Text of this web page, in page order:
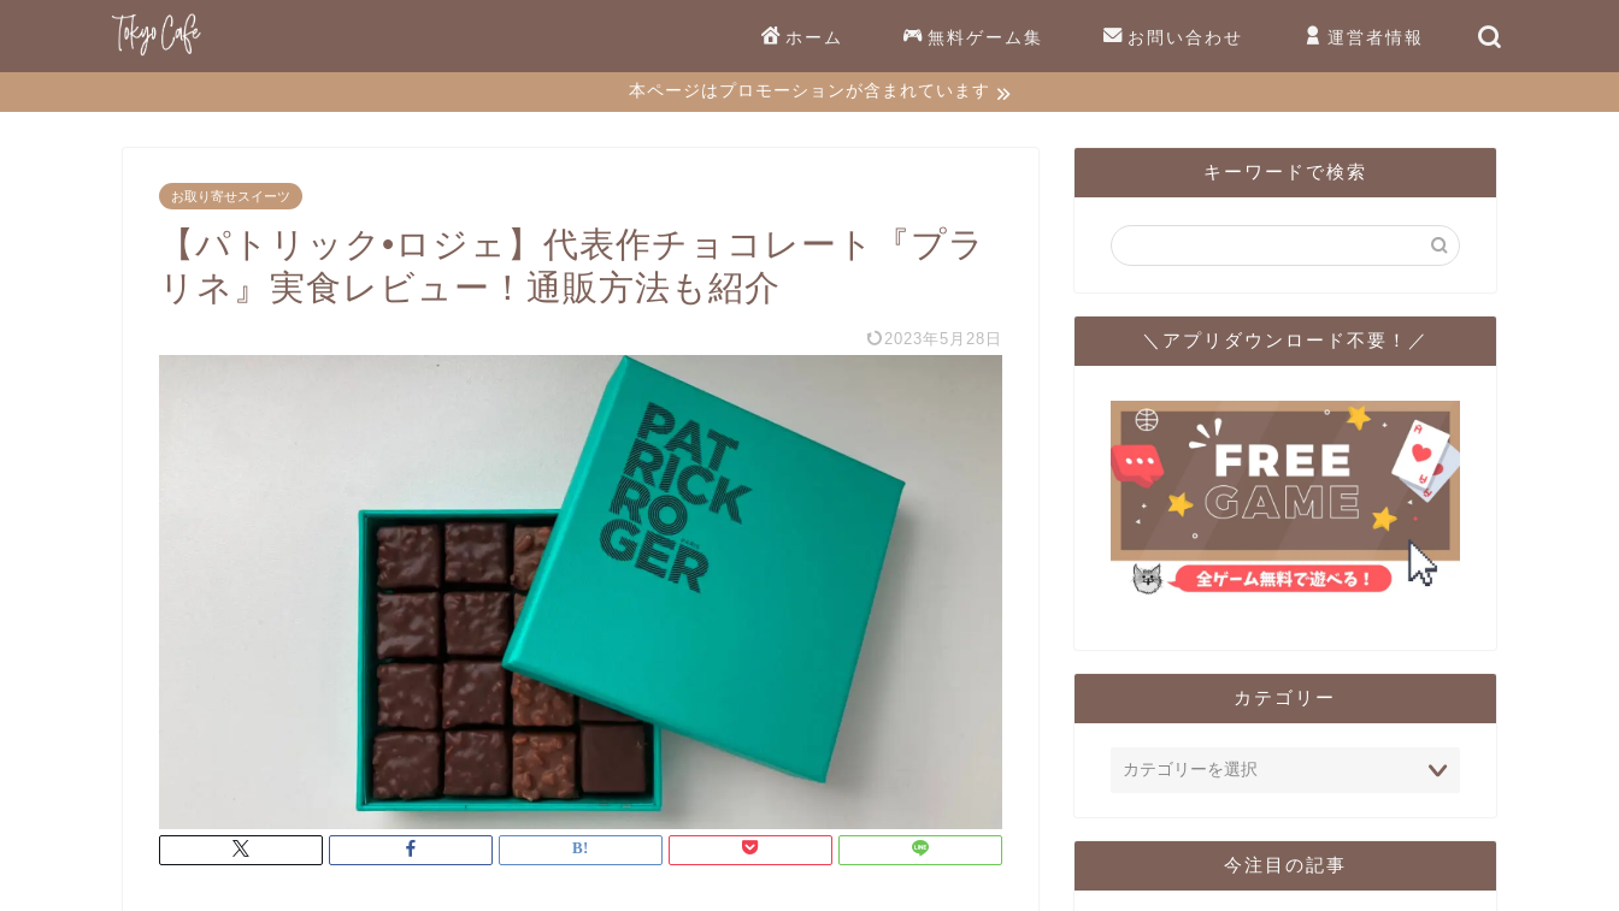
ホーム 無料ゲーム集 お問い合わせ 運営者情報
本ページはプロモーションが含まれています
お取り寄せスイーツ
【パトリック•ロジェ】代表作チョコレート『プラ
リネ』実食レビュー！通販方法も紹介
2023年5月28日
キーワードで検索
＼アプリダウンロード不要！／
カテゴリー
今注目の記事